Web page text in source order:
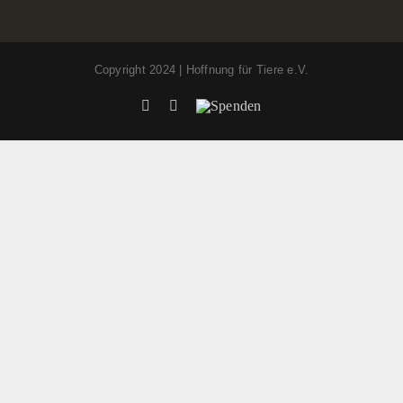
Copyright 2024 | Hoffnung für Tiere e.V.
FacebookInstagram
Spenden